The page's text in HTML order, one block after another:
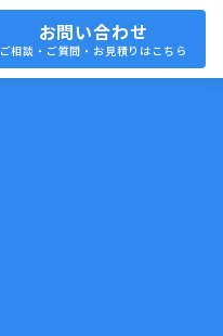
お問い合わせ
ご相談・ご質問・お見積りはこちら